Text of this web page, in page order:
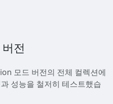
전
모드 버전의 전체 컬렉션에
성능을 철저히 테스트했습